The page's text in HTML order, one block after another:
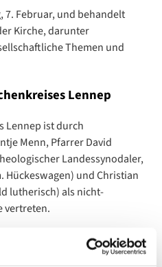
7. Februar, und behandelt
Kirche, darunter
Themen und
Lennep
Lennep ist durch
Menn, Pfarrer David
Landessynodaler,
Hückeswagen) und Christian
lutherisch) als nicht-
vertreten.
im Vorfeld: „Ich erwarte
zukünftigen Weg unserer